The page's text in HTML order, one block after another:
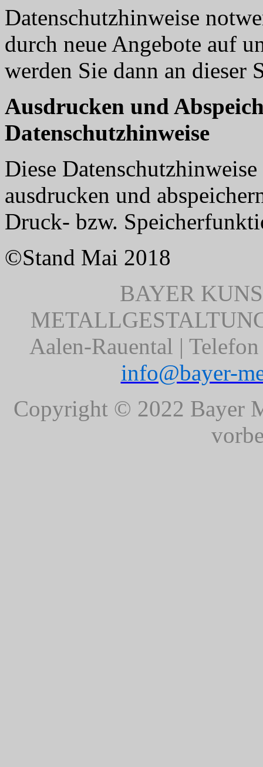
Datenschutzhinweise
durch neue Angebote auf
werden Sie dann an dieser
Ausdrucken und
Datenschutzhinweise
Diese
ausdrucken und
Druck- bzw.
©Stand Mai 2018
BAYER
Aalen-Rauental |
info@bayer-
Copyright © 2022 Bayer